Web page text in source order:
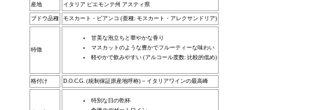
産地 イタリア ピエモンテ州 アスティ県
ブドウ品種 モスカート・ビアンコ (亜種: モスカート・アレクサンドリア)
特徴
甘美な泡立ちと華やかな香り
マスカットのような豊かでフルーティーな味わい
軽やかで飲みやすい (アルコール度数: 比較的低め)
格付け D.O.C.G. (統制保証原産地呼称) – イタリアワインの最高峰
特別な日の乾杯